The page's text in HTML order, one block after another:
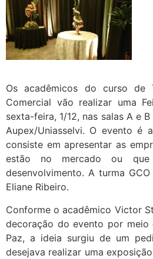
Os acadêmicos do curso de
Comercial vão realizar uma
sexta-feira, 1/12, nas salas A e
Aupex/Uniasselvi. O evento é
consiste em apresentar as
estão no mercado ou
desenvolvimento. A turma
Eliane Ribeiro.
Conforme o acadêmico Victor
decoração do evento por meio
Paz, a ideia surgiu de um
desejava realizar uma